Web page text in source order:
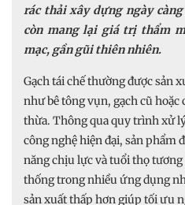
rác thải xây dựng ngày
còn mang lại giá trị thẩm
mạc, gần gũi thiên nhiên.
Gạch tái chế thường được sản
như bê tông vụn, gạch cũ hoặc
thừa. Thông qua quy trình xử
công nghệ hiện đại, sản phẩm
năng chịu lực và tuổi thọ
thống trong nhiều ứng dụng
sản xuất thấp hơn giúp tối ưu